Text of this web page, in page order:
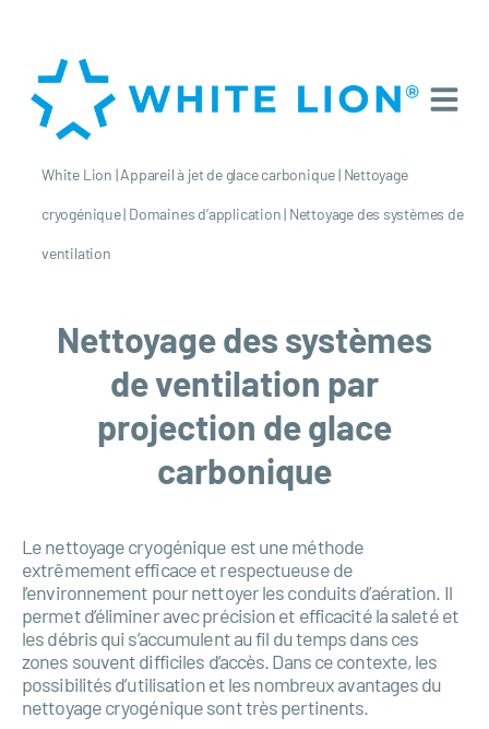
White Lion |Appareil à jet de glace carbonique| Nettoyage
cryogénique| Domaines d’application| Nettoyage des systèmes de
ventilation
Nettoyage des systèmes
de ventilation par
projection de glace
carbonique
Le nettoyage cryogénique est une méthode
extrêmement efficace et respectueuse de
l’environnement pour nettoyer les conduits d’aération. Il
permet d’éliminer avec précision et efficacité la saleté et
les débris qui s’accumulent au fil du temps dans ces
zones souvent difficiles d’accès. Dans ce contexte, les
possibilités d’utilisation et les nombreux avantages du
nettoyage cryogénique sont très pertinents.